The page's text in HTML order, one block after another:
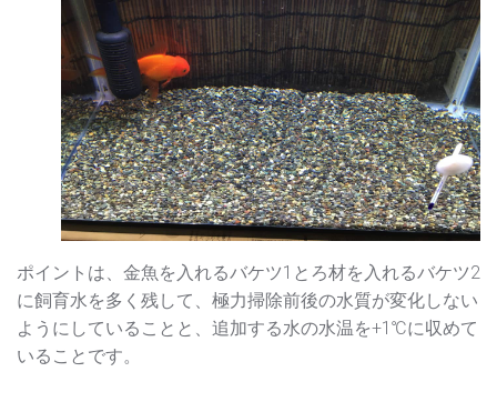
ポイントは、金魚を入れるバケツ1とろ材を入れるバケツ2
に飼育水を多く残して、極力掃除前後の水質が変化しない
ようにしていることと、追加する水の水温を+1℃に収めて
いることです。